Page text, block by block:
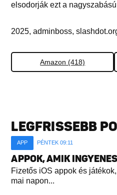
elsodorják ezt a
2025, adminboss,
Amazon (418)
LEGFRISSEBB
APP PÉNTEK 09:11
APPOK, AMIK
Fizetős iOS appok és
mai napon...